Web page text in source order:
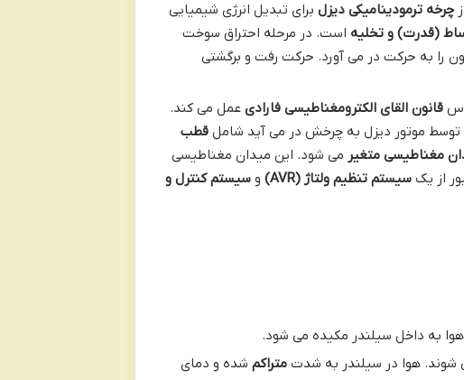
چرخه ترمودینامیکی دیزل برای تبدیل انرژی شیمیایی
(قدرت) و تخلیه است. در مرحله احتراق سوخت
را به حرکت در می آورد. حرکت رفت و برگشتی
قانون القای الکترومغناطیسی فارادی عمل می کند.
موتور دیزل به چرخش در می آید شاملقطب
مغناطیسی متغیر می شود. این میدان مغناطیسی
از یکسیستم تنظیم ولتاژ(AVR) وسیستم کنترل و
به داخل سیلندر مکیده می شود.
شوند. هوا در سیلندر به شدتمتراکم شده و دمای